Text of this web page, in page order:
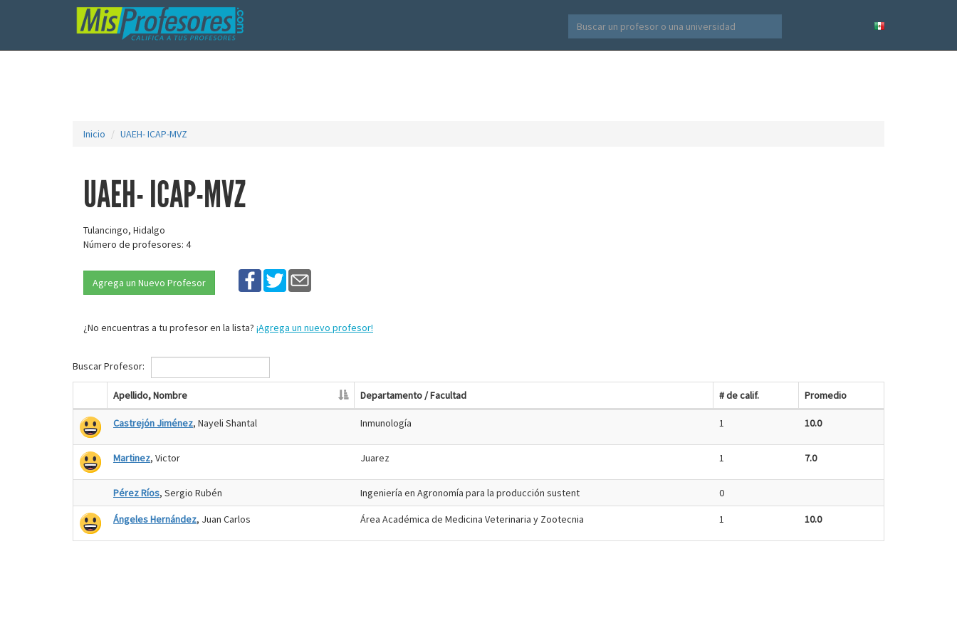
Inicio UAEH- ICAP-MVZ
UAEH- ICAP-MVZ
Tulancingo, Hidalgo
Número de profesores: 4
Agrega un Nuevo Profesor
¿No encuentras a tu profesor en la lista? ¡Agrega un nuevo profesor!
Buscar Profesor:
Apellido, Nombre Departamento / Facultad # de calif. Promedio
Castrejón Jiménez, Nayeli Shantal Inmunología 1 10.0
Martinez, Victor Juarez 1 7.0
Pérez Ríos, Sergio Rubén Ingeniería en Agronomía para la producción sustent 0
Ángeles Hernández, Juan Carlos Área Académica de Medicina Veterinaria y Zootecnia 1 10.0